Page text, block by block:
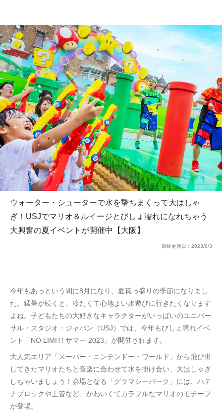
ウォーター・シューターで水を撃ちまくって大はしゃ
ぎ！USJでマリオ＆ルイージとびしょ濡れになれちゃう
大興奮の夏イベントが開催中【大阪】
最終更新日： 2023/8/3
今年もあっという間に8月になり、夏真っ盛りの季節になりまし
た。猛暑が続くと、冷たくて心地よい水遊びに行きたくなります
よね。子どもたちの大好きなキャラクターがいっぱいのユニバー
サル・スタジオ・ジャパン（USJ）では、今年もびしょ濡れイベ
ント「NO LIMIT! サマー 2023」が開催されます。
大人気エリア「スーパー・ニンテンドー・ワールド」から飛び出
してきたマリオたちと音楽に合わせて水を掛け合い、大はしゃぎ
しちゃいましょう！会場となる「グラマシーパーク」には、ハテ
ナブロックや土管など、かわいくてカラフルなマリオのモチーフ
が登場。